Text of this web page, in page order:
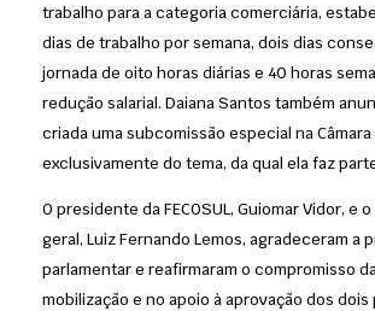
trabalho para a categoria comerciária,
dias de trabalho por semana, dois dias
jornada de oito horas diárias e 40 horas
redução salarial. Daiana Santos também
criada uma subcomissão especial na
exclusivamente do tema, da qual ela faz
O presidente da FECOSUL, Guiomar Vidor, e
geral, Luiz Fernando Lemos, agradeceram a
parlamentar e reafirmaram o compromisso
mobilização e no apoio à aprovação dos dois